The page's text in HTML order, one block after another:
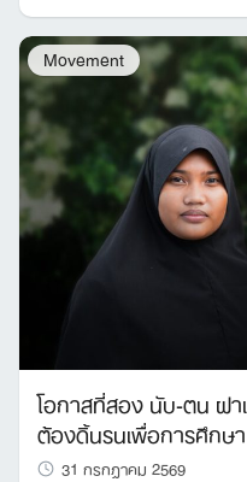
Movement
โอกาสที่สอง นับ-ตน ฝ
ต้องดิ้นรนเพื่อการศึกษา
31 กรกฎาคม 2569